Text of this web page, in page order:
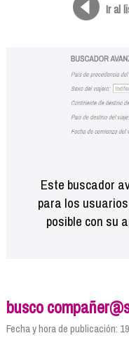
Ir al
Este buscador
para los
posible con su
busco
Fecha y hora de publicación: